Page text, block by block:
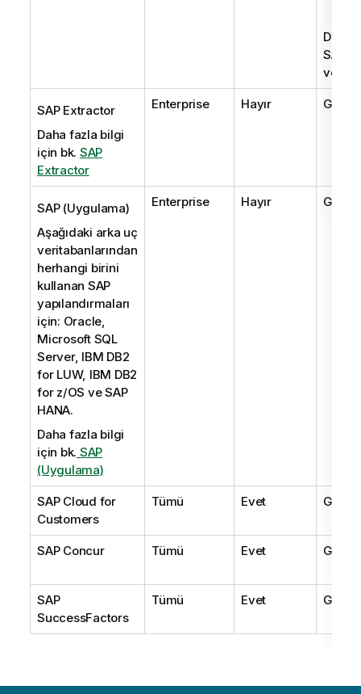
Daha
SAP
ve
SAP Extractor
Daha fazla bilgi
için bk. SAP
Extractor
Enterprise Hayır
SAP (Uygulama)
Aşağıdaki arka uç
veritabanlarından
herhangi birini
kullanan SAP
yapılandırmaları
için: Oracle,
Microsoft SQL
Server, IBM DB2
for LUW, IBM DB2
for z/OS ve SAP
HANA.
Daha fazla bilgi
için bk. SAP
(Uygulama)
Enterprise Hayır
SAP Cloud for
Customers
Tümü Evet
SAP Concur Tümü Evet
SAP
SuccessFactors
Tümü Evet